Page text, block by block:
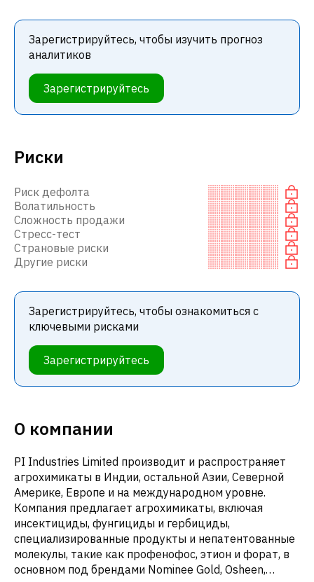
Риски
Риск дефолта
Волатильность
Сложность продажи
Стресс-тест
Страновые риски
Другие риски
Зарегистрируйтесь, чтобы ознакомиться с
ключевыми рисками
Зарегистрируйтесь
О компании
PI Industries Limited производит и распространяет
агрохимикаты в Индии, остальной Азии, Северной
Америке, Европе и на международном уровне.
Компания предлагает агрохимикаты, включая
инсектициды, фунгициды и гербициды,
специализированные продукты и непатентованные
молекулы, такие как профенофос, этион и форат, в
основном под брендами Nominee Gold, Osheen,
Зарегистрируйтесь, чтобы изучить прогноз
аналитиков
Зарегистрируйтесь